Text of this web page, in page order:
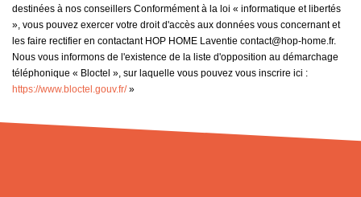
destinées à nos conseillers Conformément à la loi « informatique et libertés
», vous pouvez exercer votre droit d'accès aux données vous concernant et
les faire rectifier en contactant HOP HOME Laventie contact@hop-home.fr.
Nous vous informons de l'existence de la liste d'opposition au démarchage
téléphonique « Bloctel », sur laquelle vous pouvez vous inscrire ici :
https://www.bloctel.gouv.fr/»